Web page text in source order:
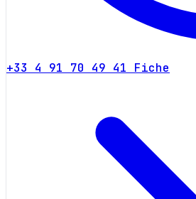
+33 4 91 70 49 41 Fiche